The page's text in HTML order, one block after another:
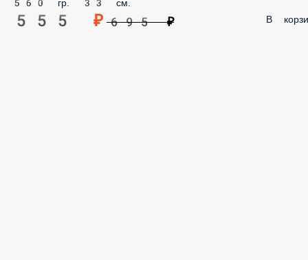
560 гр. 33 см.
555 ₽ 695 ₽ В